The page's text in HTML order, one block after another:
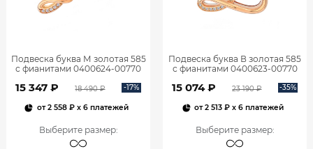
Подвеска буква М золотая 585
с фианитами 0400624-00770
15 347 ₽ 18 490 ₽ -17%
от2 558 ₽x 6 платежей
Выберите размер:
Подвеска буква В золотая 585
с фианитами 0400623-00770
15 074 ₽ 23 190 ₽ -35%
от2 513 ₽ x 6 платежей
Выберите размер: